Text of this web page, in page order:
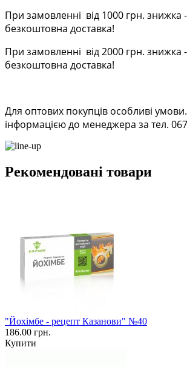
При замовленні від 1000 грн. знижка
безкоштовна доставка!
При замовленні від 2000 грн. знижка
безкоштовна доставка!
Для оптових покупців особливі
інформацією до менеджера за тел.
Рекомендовані товари
"Йохімбе - рецепт Казанови" №40
186.00 грн.
Купити